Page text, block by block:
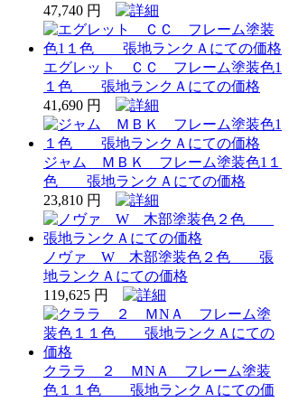
47,740 円
エグレット ＣＣ フレーム塗装色1
１色 張地ランクＡにての価格
41,690 円
ジャム ＭＢＫ フレーム塗装色1１
色 張地ランクＡにての価格
23,810 円
ノヴァ W 木部塗装色２色 張
地ランクＡにての価格
119,625 円
クララ ２ ＭNＡ フレーム塗装
色１１色 張地ランクＡにての価